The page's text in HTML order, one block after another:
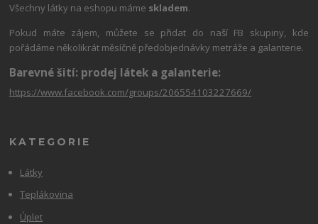
Všechny látky na eshopu máme skladem.
Pokud máte zájem, můžete se přidat do naší FB skupiny, kde
pořádáme několikrát měsíčně předobjednávky metráže a galanterie.
Barevné šití: prodej látek a galanterie:
https://www.facebook.com/groups/206554103227669/
KATEGORIE
Látky
Teplákovina
Úplet